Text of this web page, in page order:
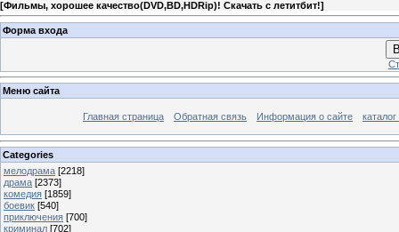
[Фильмы, хорошее качество(DVD,BD,HDRip)! Скачать с летитбит!]
Форма входа
Меню сайта
Главная страница Обратная связь Информация о сайте
Categories
мелодрама [2218]
драма [2373]
комедия [1859]
боевик [540]
приключения [700]
криминал [702]